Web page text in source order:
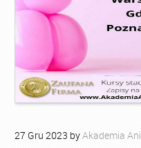
27 Gru 2023 byAkademia